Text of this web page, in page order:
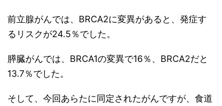
前立腺がんでは、BRCA2に変異があると、発症す
るリスクが24.5％でした。
膵臓がんでは、BRCA1の変異で16％、BRCA2だと
13.7％でした。
そして、今回あらたに同定されたがんですが、食道